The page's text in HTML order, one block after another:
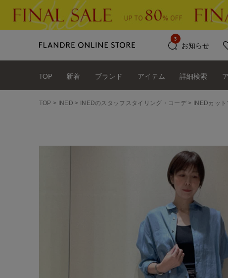
お知らせ
3
TOP 新着 ブランド アイテム 詳細検索
TOP INED INEDのスタッフスタイリング・コーデ INEDカッ